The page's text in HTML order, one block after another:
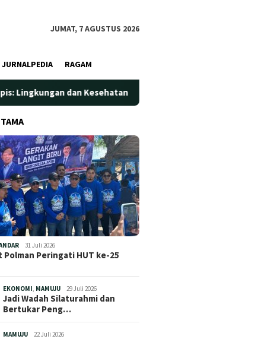
JUMAT, 7 AGUSTUS 2026
JURNALPEDIA RAGAM
dan Kesehatan Jadi Prioritas
31 Juli 2026
Polman Peringati HUT ke-25
EKONOMI MAMUJU 29 Juli 2026
Jadi Wadah Silaturahmi dan
Bertukar Peng…
MAMUJU 22 Juli 2026